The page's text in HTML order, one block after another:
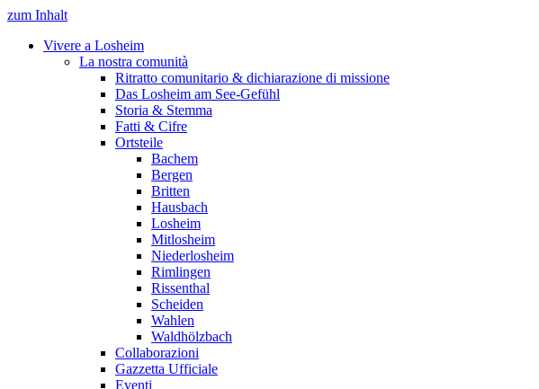
zum Inhalt
Vivere a Losheim
La nostra comunità
Ritratto comunitario & dichiarazione di missione
Das Losheim am See-Gefühl
Storia & Stemma
Fatti & Cifre
Ortsteile
Bachem
Bergen
Britten
Hausbach
Losheim
Mitlosheim
Niederlosheim
Rimlingen
Rissenthal
Scheiden
Wahlen
Waldhölzbach
Collaborazioni
Gazzetta Ufficiale
Eventi